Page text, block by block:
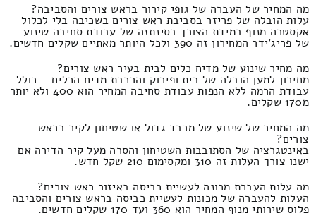
מה המחיר של העברה של גופי קירור בראש צורים והסביבה?
עלות הובלה של פריזר בסביבת ראש צורים בשכיבה בלי לכלול
אקסטרה מנוף במידת הצורך בסינתזה של עבודת סחיבה שינוע
של פריג'ידר המחירון זה 390 ולכל היותר מאתיים שקלים חדשים.
מה מחיר שינוע של מדיח כלים לבית בעיר ראש צורים?
מחירון למען הובלה של בית ופירוק והרכבת מדיח הכלים – כולל
עבודת הרמה ללא הנפות עבודת סחיבה המחיר הוא 400 ולא יותר
מ170 שקלים.
מה המחיר של שינוע של מרבד גדול או שטיחון לקיר בראש
צורים?
באינטגרציה של הסתובבות השטיחון והסרה מעל קיר הדירה אם
ישנו צורך העלות זה 310 ומקסימום 210 שקל חדש.
מה עלות העברת מכונה לעשיית כביסה באיזור ראש צורים?
העלות להעברה של מכונות לעשיית כביסה בראש צורים והסביבה
פלוס שירותי מנוף המחיר הוא 360 ועד 170 שקלים חדשים.